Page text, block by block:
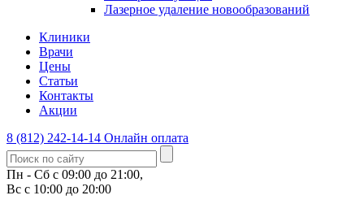
Лазерное удаление новообразований
Клиники
Врачи
Цены
Статьи
Контакты
Акции
8 (812) 242-14-14 Онлайн оплата
Пн - Сб с 09:00 до 21:00,
Вс с 10:00 до 20:00